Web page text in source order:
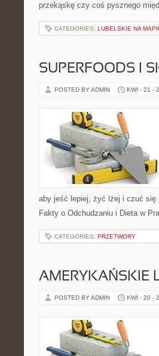
przekąskę czy coś pysznego
CATEGORIES: LUBELSKIE NA
SUPERFOODS I
POSTED BY ADMIN KWI - 21 -
aby jeść lepiej, żyć lżej i czuć się
Fakty o Odchudzaniu i Dieta w
CATEGORIES: PRZETWORY
AMERYKAŃSKIE
POSTED BY ADMIN KWI - 20 -